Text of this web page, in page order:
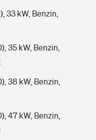
33 kW, Benzin,
35 kW, Benzin,
38 kW, Benzin,
47 kW, Benzin,